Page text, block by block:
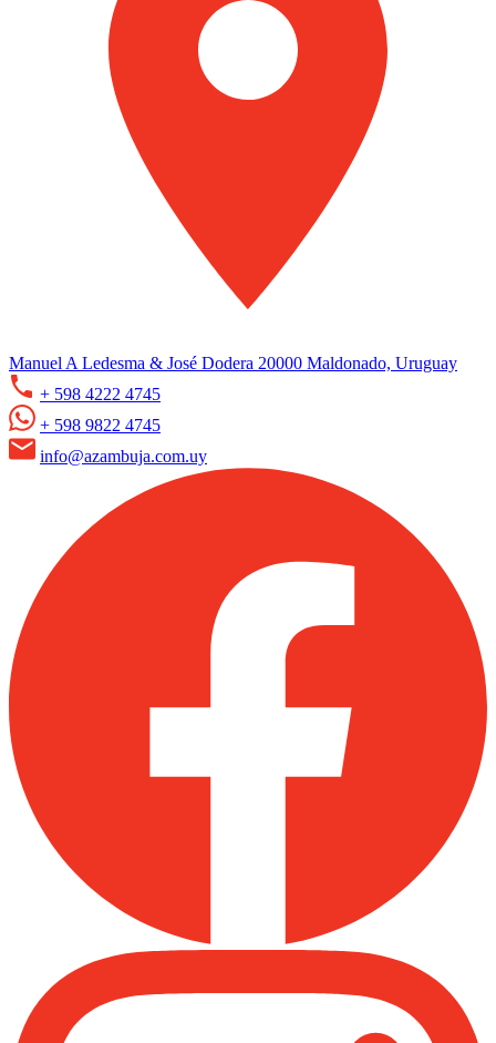
Manuel A Ledesma & José Dodera 20000 Maldonado, Uruguay
+ 598 4222 4745
+ 598 9822 4745
info@azambuja.com.uy